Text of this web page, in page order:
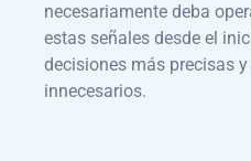
necesariamente deba
estas señales desde el
decisiones más precisas
innecesarios.